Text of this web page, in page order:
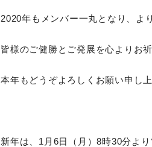
2020年もメンバー一丸となり、よ
皆様のご健勝とご発展を心よりお
本年もどうぞよろしくお願い申し上
新年は、1月6日（月）8時30分より